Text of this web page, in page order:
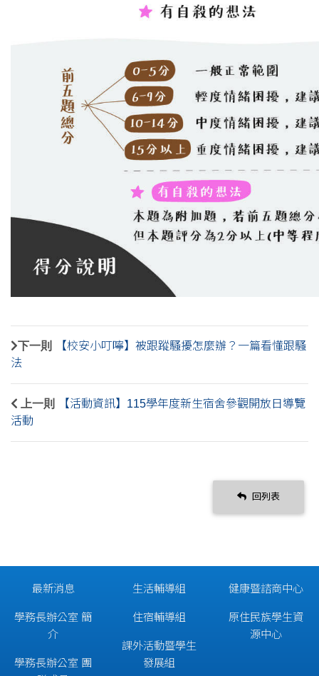
下一則
【校安小叮嚀】被跟蹤騷擾怎麼辦？一篇看懂跟騷
法
上一則
【活動資訊】115學年度新生宿舍參觀開放日導覽
活動
回列表
最新消息
學務長辦公室 簡
介
學務長辦公室 團
生活輔導組
住宿輔導組
課外活動暨學生
發展組
健康暨諮商中心
原住民族學生資
源中心